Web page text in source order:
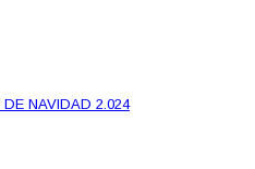
NAVIDAD 2.024